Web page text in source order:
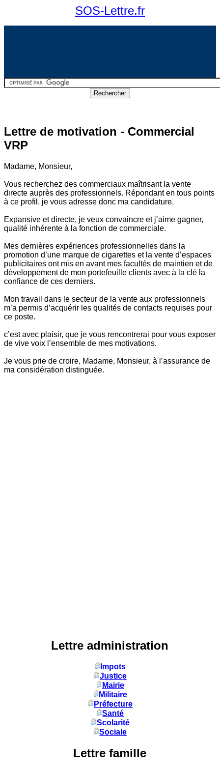
SOS-Lettre.fr
Lettre de motivation - Commercial
VRP
Madame, Monsieur,
Vous recherchez des commerciaux maîtrisant la vente
directe auprès des professionnels. Répondant en tous points
à ce profil, je vous adresse donc ma candidature.
Expansive et directe, je veux convaincre et j’aime gagner,
qualité inhérente à la fonction de commerciale.
Mes dernières expériences professionnelles dans la
promotion d’une marque de cigarettes et la vente d’espaces
publicitaires ont mis en avant mes facultés de maintien et de
développement de mon portefeuille clients avec à la clé la
confiance de ces derniers.
Mon travail dans le secteur de la vente aux professionnels
m’a permis d’acquérir les qualités de contacts requises pour
ce poste.
c’est avec plaisir, que je vous rencontrerai pour vous exposer
de vive voix l’ensemble de mes motivations.
Je vous prie de croire, Madame, Monsieur, à l’assurance de
ma considération distinguée.
Lettre administration
Impots
Justice
Mairie
Militaire
Préfecture
Santé
Scolarité
Sociale
Lettre famille